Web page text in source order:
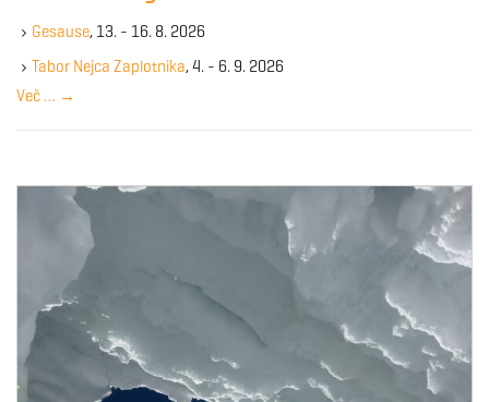
e
y
w
r
Gesause, 13. - 16. 8. 2026
Tabor Nejca Zaplotnika, 4. - 6. 9. 2026
Več … →